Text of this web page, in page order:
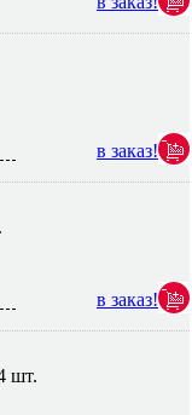
в заказ!
в заказ!
шт.